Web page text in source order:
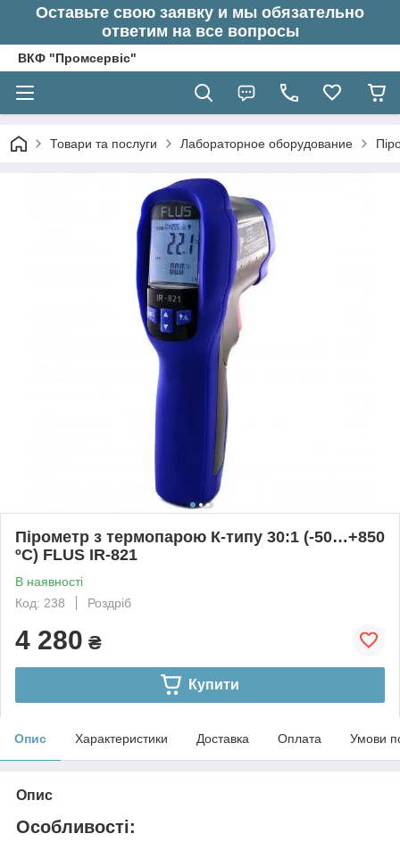
Оставьте свою заявку и мы обязательно
ответим на все вопросы
ВКФ "Промсервіс"
Товари та послуги Лабораторное оборудование
Пірометр з термопарою К-типу 30:1 (-50…+850
ºС) FLUS IR-821
В наявності
Код: 238
Роздріб
4 280 ₴
Купити
Опис Характеристики Доставка Оплата Умови
Опис
Особливості: